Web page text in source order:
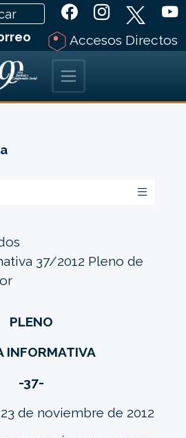
Accesos Directos
37/2012 Pleno de
PLENO
INFORMATIVA
-37-
de noviembre de 2012